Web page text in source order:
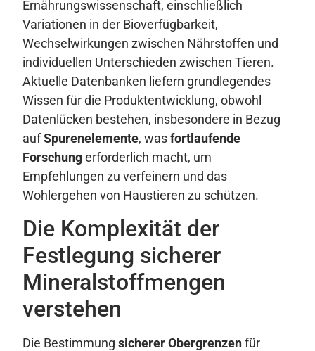
Ernährungswissenschaft, einschließlich
Variationen in der Bioverfügbarkeit,
Wechselwirkungen zwischen Nährstoffen und
individuellen Unterschieden zwischen Tieren.
Aktuelle Datenbanken liefern grundlegendes
Wissen für die Produktentwicklung, obwohl
Datenlücken bestehen, insbesondere in Bezug
aufSpurenelemente, wasfortlaufende
Forschungerforderlich macht, um
Empfehlungen zu verfeinern und das
Wohlergehen von Haustieren zu schützen.
Die Komplexität der
Festlegung sicherer
Mineralstoffmengen
verstehen
Die Bestimmung sicherer Obergrenzenfür